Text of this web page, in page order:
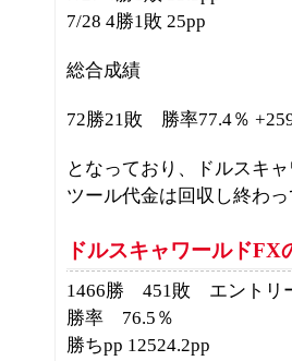
7/28 4勝1敗 25pp
総合成績
72勝21敗 勝率77.4％
となっており、ドルスキ
ツール代金は回収し終わっ
ドルスキャワールドFX
1466勝 451敗 エントリ
勝率 76.5％
勝ちpp 12524.2pp